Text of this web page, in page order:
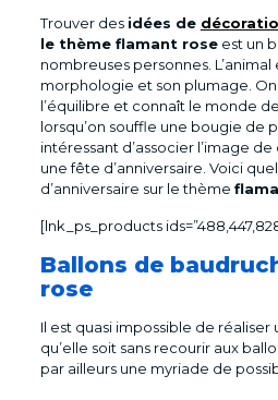
Trouver des idées de
le thème flamant roseest un
nombreuses personnes. L’animal
morphologie et son plumage. On
l’équilibre et connaît le monde
lorsqu’on souffle une bougie de
intéressant d’associer l’image
une fête d’anniversaire. Voici
d’anniversaire sur le thème
[lnk_ps_products
Ballons de
rose
Il est quasi impossible de
qu’elle soit sans recourir aux
par ailleurs une myriade de